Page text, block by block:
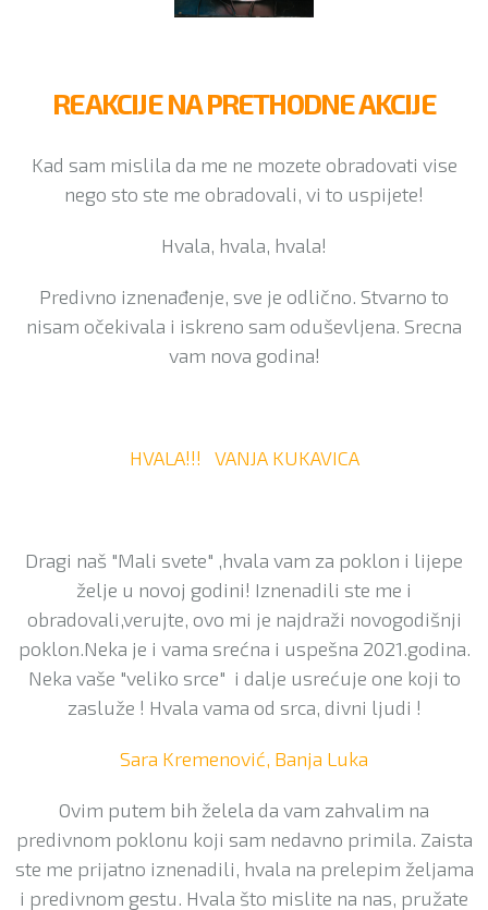
REAKCIJE NA PRETHODNE AKCIJE
Kad sam mislila da me ne mozete obradovati vise
nego sto ste me obradovali, vi to uspijete!
Hvala, hvala, hvala!
Predivno iznenađenje, sve je odlično. Stvarno to
nisam očekivala i iskreno sam oduševljena. Srecna
vam nova godina!
HVALA!!! VANJA KUKAVICA
Dragi naš "Mali svete" ,hvala vam za poklon i lijepe
želje u novoj godini! Iznenadili ste me i
obradovali,verujte, ovo mi je najdraži novogodišnji
poklon.Neka je i vama srećna i uspešna 2021.godina.
Neka vaše "veliko srce" i dalje usrećuje one koji to
zasluže ! Hvala vama od srca, divni ljudi !
Sara Kremenović, Banja Luka
Ovim putem bih želela da vam zahvalim na
predivnom poklonu koji sam nedavno primila. Zaista
ste me prijatno iznenadili, hvala na prelepim željama
i predivnom gestu. Hvala što mislite na nas, pružate